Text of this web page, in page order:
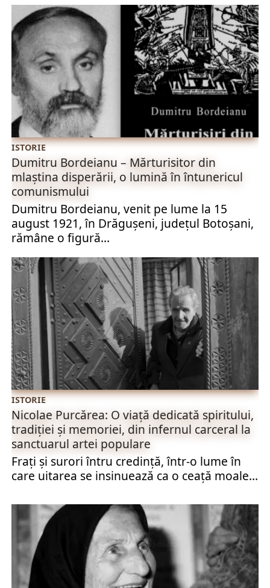
ISTORIE
Dumitru Bordeianu – Mărturisitor din
mlaștina disperării, o lumină în întunericul
comunismului
Dumitru Bordeianu, venit pe lume la 15
august 1921, în Drăgușeni, județul Botoșani,
rămâne o figură...
ISTORIE
Nicolae Purcărea: O viață dedicată spiritului,
tradiției și memoriei, din infernul carceral la
sanctuarul artei populare
Frați și surori întru credință, într-o lume în
care uitarea se insinuează ca o ceață moale...